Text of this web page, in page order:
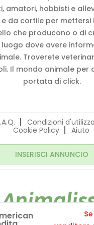
ti serve! Il portale
amatori, hobbisti e
da cortile per
che producono o di
luogo dove avere
Troverete
Il mondo animale per
F.A.Q. Condizioni d'utilizzo
INSERISCI ANNUNCIO